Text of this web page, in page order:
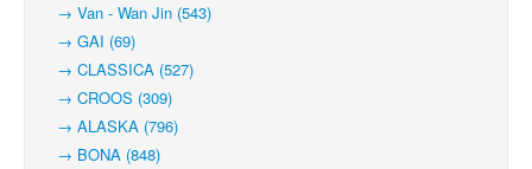
→ Van - Wan Jin (543)
→ GAI (69)
→ CLASSICA (527)
→ CROOS (309)
→ ALASKA (796)
→ BONA (848)